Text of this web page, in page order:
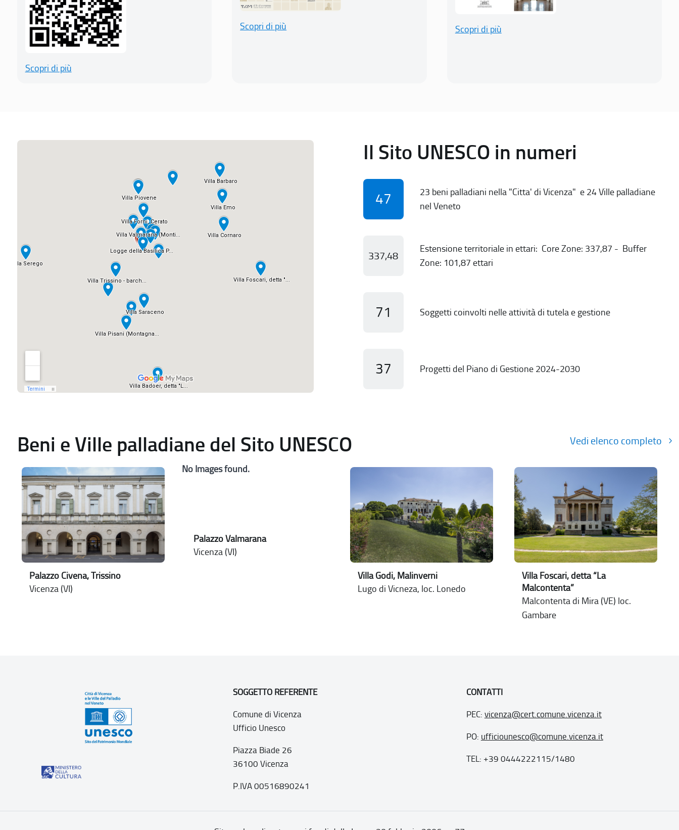
Scopri di più
Scopri di più Scopri di più
Il Sito UNESCO in numeri
47
23 beni palladiani nella "Citta' di Vicenza" e 24 Ville palladiane
nel Veneto
337,48
Estensione territoriale in ettari: Core Zone: 337,87 - Buffer
Zone: 101,87 ettari
71 Soggetti coinvolti nelle attività di tutela e gestione
37 Progetti del Piano di Gestione 2024-2030
Beni e Ville palladiane del Sito UNESCO Vedi elenco completo
Palazzo Civena, Trissino
Vicenza (VI)
No Images found.
Palazzo Valmarana
Vicenza (VI)
Villa Godi, Malinverni
Lugo di Vicneza, loc. Lonedo
Villa Foscari, detta “La
Malcontenta”
Malcontenta di Mira (VE) loc.
Gambare
SOGGETTO REFERENTE
Comune di Vicenza
Ufficio Unesco
Piazza Biade 26
36100 Vicenza
P.IVA 00516890241
CONTATTI
PEC: vicenza@cert.comune.vicenza.it
PO: ufficiounesco@comune.vicenza.it
TEL: +39 0444222115/1480